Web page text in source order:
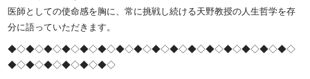
医師としての使命感を胸に、常に挑戦し続ける天野教授の人生哲学を存
分に語っていただきます。
◆◇◆◇◆◇◆◇◆◇◆◇◆◇◆◇◆◇◆◇◆◇◆◇◆◇◆◇◆◇◆◇
◆◇◆◇◆◇◆◇◆◇◆◇